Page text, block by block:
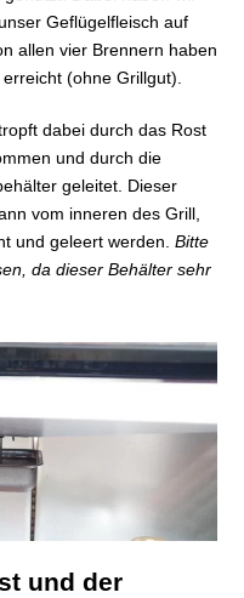
Geflügelfleisch auf
allen vier Brennern haben
(ohne Grillgut).
dabei durch das Rost
und durch die
geleitet. Dieser
vom inneren des Grill,
und geleert werden. Bitte
da dieser Behälter sehr
und der